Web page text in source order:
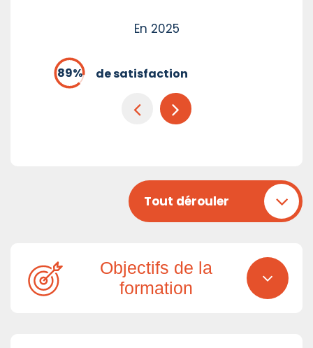
En 2025
de satisfaction
Tout dérouler
Objectifs de la
formation